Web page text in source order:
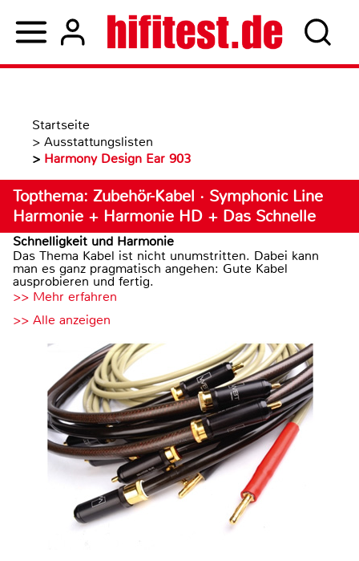
Startseite
> Ausstattungslisten
> Harmony Design Ear 903
Topthema: Zubehör-Kabel · Symphonic Line
Harmonie + Harmonie HD + Das Schnelle
Schnelligkeit und Harmonie
Das Thema Kabel ist nicht unumstritten. Dabei kann
man es ganz pragmatisch angehen: Gute Kabel
ausprobieren und fertig.
>> Mehr erfahren
>> Alle anzeigen